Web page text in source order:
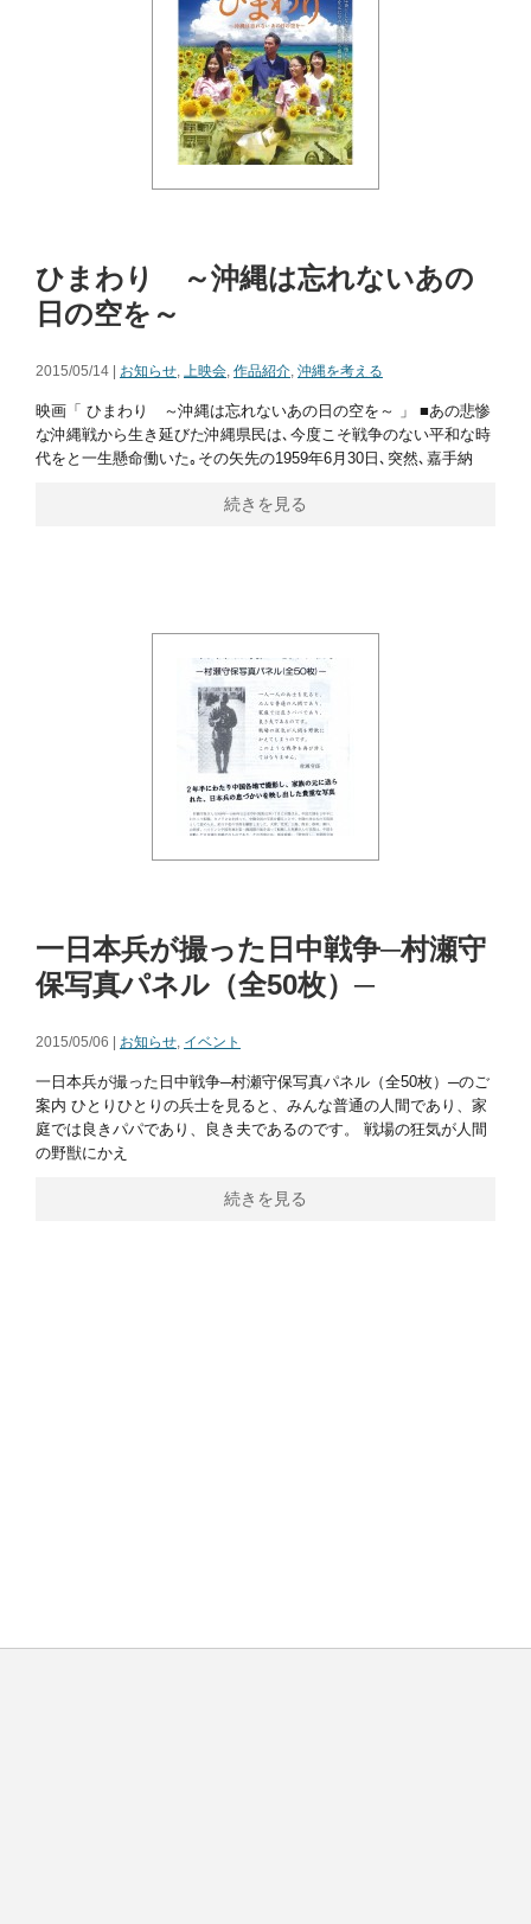
ひまわり ～沖縄は忘れないあの
日の空を～
2015/05/14 | お知らせ, 上映会, 作品紹介, 沖縄を考える
映画「 ひまわり ～沖縄は忘れないあの日の空を～ 」 ■あの悲惨
な沖縄戦から生き延びた沖縄県民は､今度こそ戦争のない平和な時
代をと一生懸命働いた｡その矢先の1959年6月30日､突然､嘉手納
続きを見る
一日本兵が撮った日中戦争─村瀬守
保写真パネル（全50枚）─
2015/05/06 | お知らせ, イベント
一日本兵が撮った日中戦争─村瀬守保写真パネル（全50枚）─のご
案内 ひとりひとりの兵士を見ると、みんな普通の人間であり、家
庭では良きパパであり、良き夫であるのです。 戦場の狂気が人間
の野獣にかえ
続きを見る